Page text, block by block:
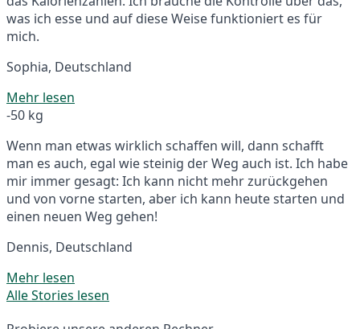
was ich esse und auf diese Weise funktioniert es für
mich.
Sophia, Deutschland
Mehr lesen
-50 kg
Wenn man etwas wirklich schaffen will, dann schafft
man es auch, egal wie steinig der Weg auch ist. Ich habe
mir immer gesagt: Ich kann nicht mehr zurückgehen
und von vorne starten, aber ich kann heute starten und
einen neuen Weg gehen!
Dennis, Deutschland
Mehr lesen
Alle Stories lesen